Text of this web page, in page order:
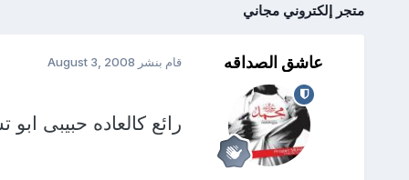
متجر إلكتروني مجاني
عاشق الصداقه قام بنشر August 3, 2008
رائع كالعاده حبيبى ابو